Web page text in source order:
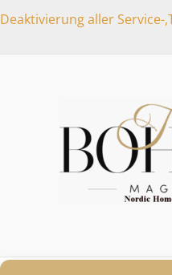
Deaktivierung aller